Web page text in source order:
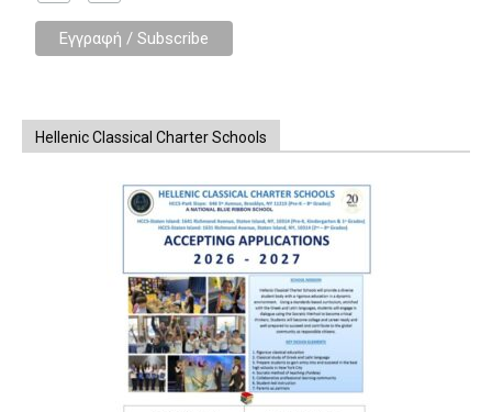
Hellenic Classical Charter Schools